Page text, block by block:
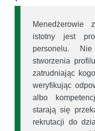
Menedżerowie
istotny jest
personelu.
stworzenia
zatrudniając
weryfikując
albo
starają się
rekrutacji do